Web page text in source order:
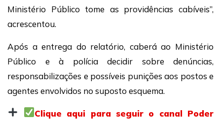
Ministério Público tome as providências cabíveis”,
acrescentou.
Após a entrega do relatório, caberá ao Ministério
Público e à polícia decidir sobre denúncias,
responsabilizações e possíveis punições aos postos e
agentes envolvidos no suposto esquema.
Clique aqui para seguir o canal Poder